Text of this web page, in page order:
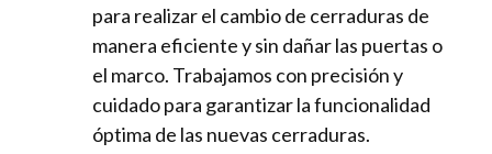
para realizar el cambio de cerraduras de
manera eficiente y sin dañar las puertas o
el marco. Trabajamos con precisión y
cuidado para garantizar la funcionalidad
óptima de las nuevas cerraduras.